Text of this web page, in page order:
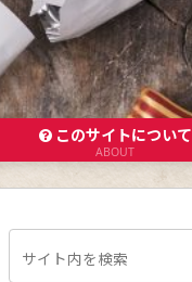
このサイトについて
ABOUT